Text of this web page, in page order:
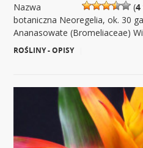
(4
Nazwa
botaniczna Neoregelia, ok. 30
Ananasowate (Bromeliaceae)
ROŚLINY - OPISY